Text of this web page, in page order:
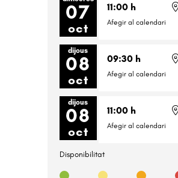
07
oct
11:00 h
Afegir al calendari
dijous
08
oct
09:30 h
Afegir al calendari
dijous
08
oct
11:00 h
Afegir al calendari
Disponibilitat